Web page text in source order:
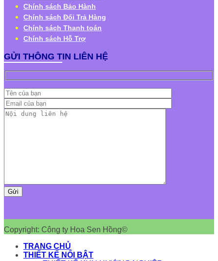
Chính sách Bảo Hành
Chính sách Đổi Trả Hàng
Chính sách Thanh toán
Chính sách Hỗ Trợ
GỬI THÔNG TIN LIÊN HỆ
Copyright: Công ty Hoa Sen Hồng©
TRANG CHỦ
THIẾT KẾ NỔI BẬT